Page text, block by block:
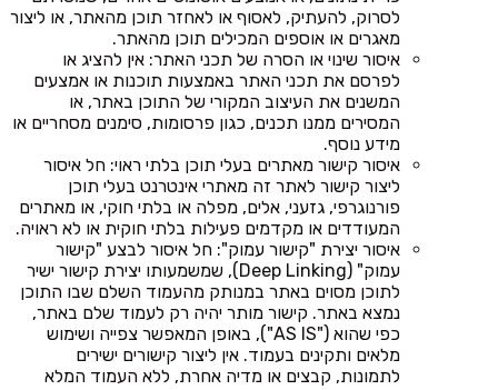
לסרוק, להעתיק, לאסוף או לאחזר תוכן מהאתר, או ליצור
מאגרים או אוספים המכילים תוכן מהאתר.
איסור שינוי או הסרה של תכני האתר: אין להציג או
לפרסם את תכני האתר באמצעות תוכנות או אמצעים
המשנים את העיצוב המקורי של התוכן באתר, או
המסירים ממנו תכנים, כגון פרסומות, סימנים מסחריים או
מידע נוסף.
איסור קישור מאתרים בעלי תוכן בלתי ראוי: חל איסור
ליצור קישור לאתר זה מאתרי אינטרנט בעלי תוכן
פורנוגרפי, גזעני, אלים, מפלה או בלתי חוקי, או מאתרים
המעודדים או מקדמים פעילות בלתי חוקית או לא ראויה.
איסור יצירת "קישור עמוק": חל איסור לבצע "קישור
עמוק" (Deep Linking), שמשמעותו יצירת קישור ישיר
לתוכן מסוים באתר במנותק מהעמוד השלם שבו התוכן
נמצא באתר. קישור מותר יהיה רק לעמוד שלם באתר,
כפי שהוא ("AS IS"), באופן המאפשר צפייה ושימוש
מלאים ותקינים בעמוד. אין ליצור קישורים ישירים
לתמונות, קבצים או מדיה אחרת, ללא העמוד המלא